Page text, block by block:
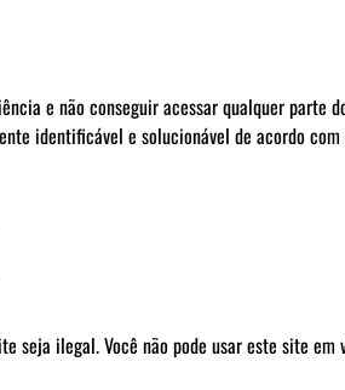
e não conseguir acessar qualquer parte
identificável e solucionável de acordo
seja ilegal. Você não pode usar este site